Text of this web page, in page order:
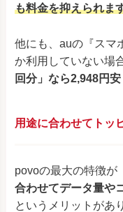
も料金を抑えられま
他にも、auの『スマ
か利用していない場
回分」なら2,948円
用途に合わせてトッ
povoの最大の特徴が
合わせてデータ量や
というメリットがあ